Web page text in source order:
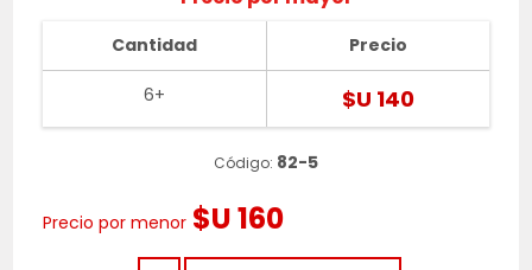
Cantidad
6+
Precio
$U 140
Código: 82-5
Precio por menor $U 160